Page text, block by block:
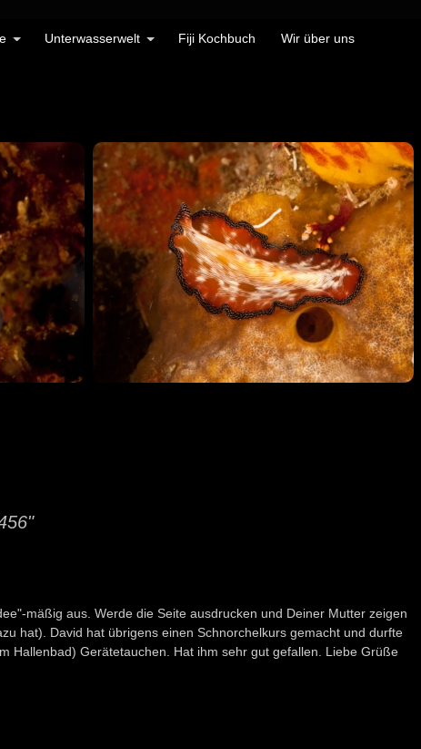
Unterwasserwelt Fiji Kochbuch Wir über uns
mäßig aus. Werde die Seite ausdrucken und Deiner Mutter zeigen
hat). David hat übrigens einen Schnorchelkurs gemacht und durfte
Hallenbad) Gerätetauchen. Hat ihm sehr gut gefallen. Liebe Grüße